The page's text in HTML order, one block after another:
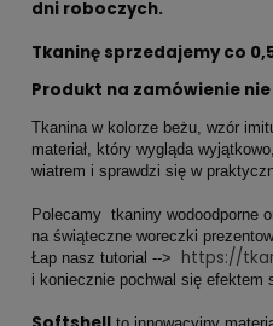
dni roboczych.
Tkaninę sprzedajemy co
Produkt na zamówienie
Tkanina w kolorze beżu, wzór
materiał, który wygląda
wiatrem i sprawdzi się w
Polecamy tkaniny wodoodporne
na świąteczne woreczki
Łap nasz tutorial --> https://
i koniecznie pochwal się efektem
to innowacyjny